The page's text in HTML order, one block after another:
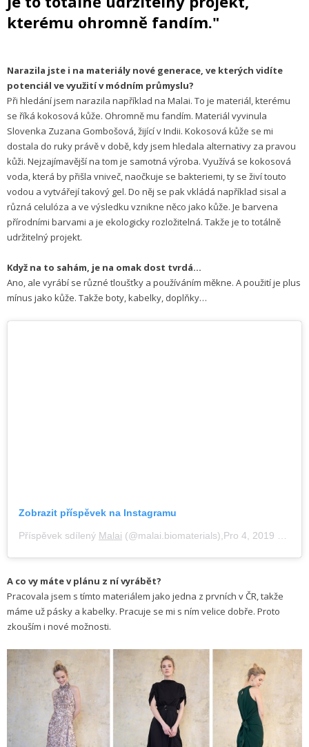
kterému ohromně fandím."
Narazila jste i na materiály nové generace, ve kterých vidíte
potenciál ve využití v módním průmyslu?
Při hledání jsem narazila například na Malai. To je materiál, kterému
se říká kokosová kůže. Ohromně mu fandím. Materiál vyvinula
Slovenka Zuzana Gombošová, žijící v Indii. Kokosová kůže se mi
dostala do ruky právě v době, kdy jsem hledala alternativy za pravou
kůži. Nejzajímavější na tom je samotná výroba. Využívá se kokosová
voda, která by přišla vniveč, naočkuje se bakteriemi, ty se živí touto
vodou a vytvářejí takový gel. Do něj se pak vkládá například sisal a
různá celulóza a ve výsledku vznikne něco jako kůže. Je barvena
přírodními barvami a je ekologicky rozložitelná. Takže je to totálně
udržitelný projekt.
Když na to sahám, je na omak dost tvrdá...
Ano, ale vyrábí se různé tloušťky a používáním měkne. A použití je plus
mínus jako kůže. Takže boty, kabelky, doplňky…
Zobrazit příspěvek na Instagramu
Příspěvek sdílený Malai (@malai.biomaterials),Pro 4, 2019 v 7:31 PST
A co vy máte v plánu z ní vyrábět?
Pracovala jsem s tímto materiálem jako jedna z prvních v ČR, takže
máme už pásky a kabelky. Pracuje se mi s ním velice dobře. Proto
zkouším i nové možnosti.